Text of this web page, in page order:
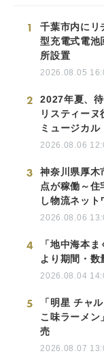
1
千葉市内にリ
型充電式電池
所設置
2026.08.05
2
2027年夏、
リスティーヌ
ミュージカル
2026.08.06
3
神奈川県厚木
点が稼働～住
し物流ネット
2026.08.06
4
「地中海本
より期間・数
2026.08.04
5
「明星 チャ
こ味ラーメ
売
2026.08.07